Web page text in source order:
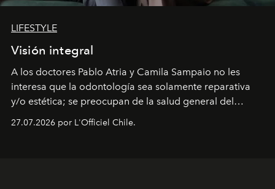
LIFESTYLE
Visión integral
A los doctores Pablo Atria y Camila Sampaio no les
interesa que la odontología sea solamente reparativa
y/o estética; se preocupan de la salud general del
paciente y entienden la prevención como una arista
intransable.
27.07.2026 por L'Officiel Chile.